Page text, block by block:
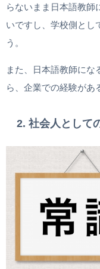
らないまま日本語教師
いですし、学校側とし
う。
また、日本語教師に
ら、企業での経験があ
2. 社会人として